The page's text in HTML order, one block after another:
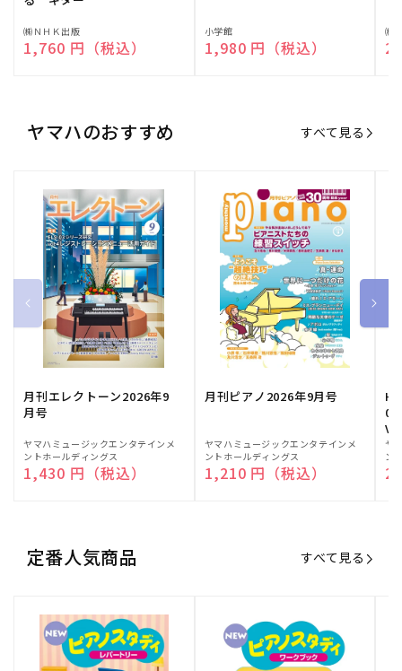
販
売
㈱ＮＨＫ出版
通常価格
1,760 円（税込）
販
売
小学館
通常価格
1,980 円（税込）
販
売
㈱
ヤマハのおすすめ すべて見る
月刊エレクトーン2026年9
月号
販
売
元:
ヤマハミュージックエンタテインメ
ントホールディングス
通常価格
1,430 円（税込）
月刊ピアノ2026年9月号
販
売
元:
ヤマハミュージックエンタテインメ
ントホールディングス
通常価格
1,210 円（税込）
販
売
元:
ヤ
ン
定番人気商品 すべて見る